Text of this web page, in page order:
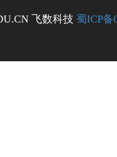
飞数科技 蜀ICP备